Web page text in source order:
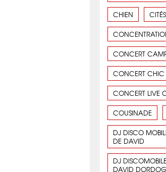
CHIEN
CONCERT
CONCERT CHIC
CONCERT LIVE
COUSINADE
DJ DISCO
DE DAVID
DJ
DAVID